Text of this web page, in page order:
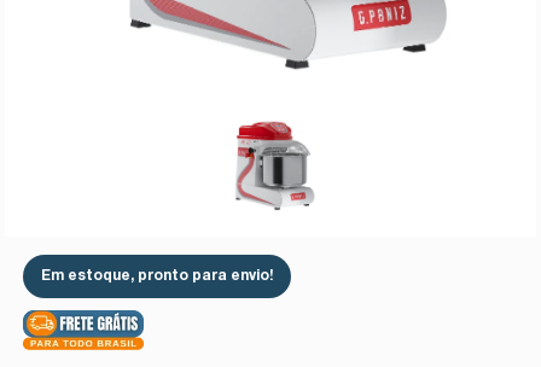
Em estoque, pronto para envio!